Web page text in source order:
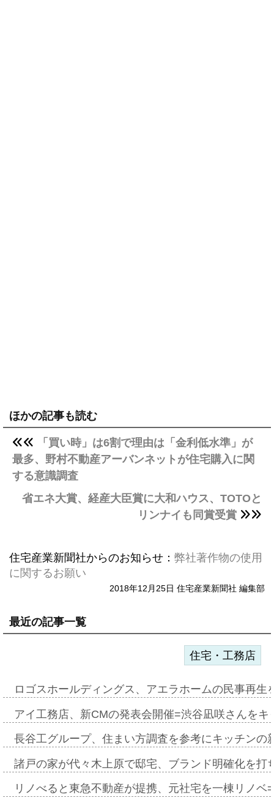
ほかの記事も読む
「買い時」は6割で理由は「金利低水準」が
最多、野村不動産アーバンネットが住宅購入に関
する意識調査
省エネ大賞、経産大臣賞に大和ハウス、TOTOと
リンナイも同賞受賞
住宅産業新聞社からのお知らせ： 弊社著作物の使用
に関するお願い
2018年12月25日 住宅産業新聞社 編集部
最近の記事一覧
住宅・工務店
ロゴスホールディングス、アエラホームの民事再
アイ工務店、新CMの発表会開催=渋谷凪咲さんを
長谷工グループ、住まい方調査を参考にキッチン
諸戸の家が代々木上原で邸宅、ブランド明確化を
リノべると東急不動産が提携、元社宅を一棟リノ